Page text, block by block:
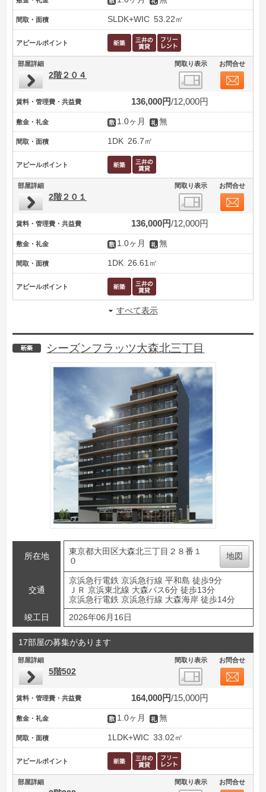
間取・面積 SLDK+WIC 53.22㎡
アピールポイント
部屋詳細 間取り表示 お問合せ
2階２０４
賃料・管理費・共益費 136,000円 12,000円
敷金・礼金 1.0ヶ月 無
間取・面積 1DK 26.7㎡
アピールポイント
部屋詳細 間取り表示 お問合せ
2階２０１
賃料・管理費・共益費 136,000円 12,000円
敷金・礼金 1.0ヶ月 無
間取・面積 1DK 26.61㎡
アピールポイント
すべて表示
新築
シーズンフラッツ大森北三丁目
所在地
東京都大田区大森北三丁目２８番１
０
地図
交通
京浜急行電鉄 京浜急行線 平和島 徒歩9分
ＪＲ 京浜東北線 大森バス6分 徒歩13分
京浜急行電鉄 京浜急行線 大森海岸 徒歩14分
竣工日
2026年06月16日
17部屋の募集があります
部屋詳細 間取り表示 お問合せ
5階502
賃料・管理費・共益費 164,000円 15,000円
敷金・礼金 1.0ヶ月 無
間取・面積 1LDK+WIC 33.02㎡
アピールポイント
部屋詳細 間取り表示 お問合せ